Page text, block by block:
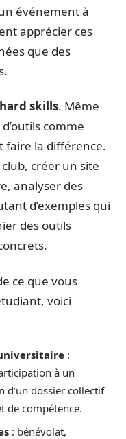
événement à
apprécier ces
que des
hard skills. Même
comme
faire la différence.
créer un site
analyser des
d’exemples qui
des outils
ce que vous
voici
:
à un
d’un dossier collectif
de compétence.
: bénévolat,